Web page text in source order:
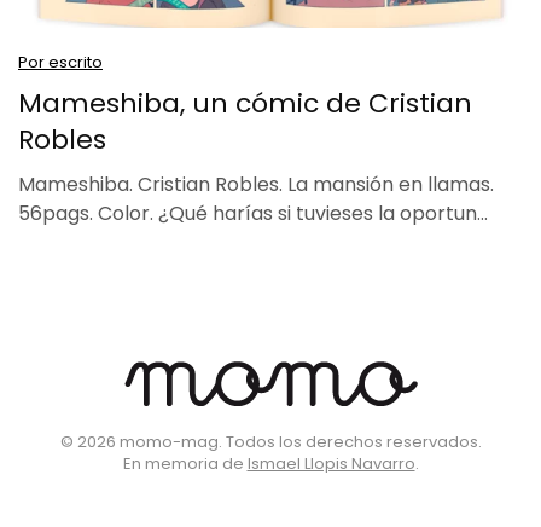
Por escrito
Mameshiba, un cómic de Cristian
Robles
Mameshiba. Cristian Robles. La mansión en llamas.
56pags. Color. ¿Qué harías si tuvieses la oportun…
© 2026 momo-mag. Todos los derechos reservados.
En memoria de Ismael Llopis Navarro.